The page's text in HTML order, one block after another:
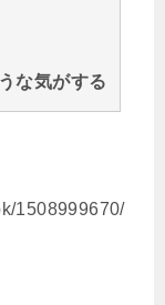
な気がする
1508999670/